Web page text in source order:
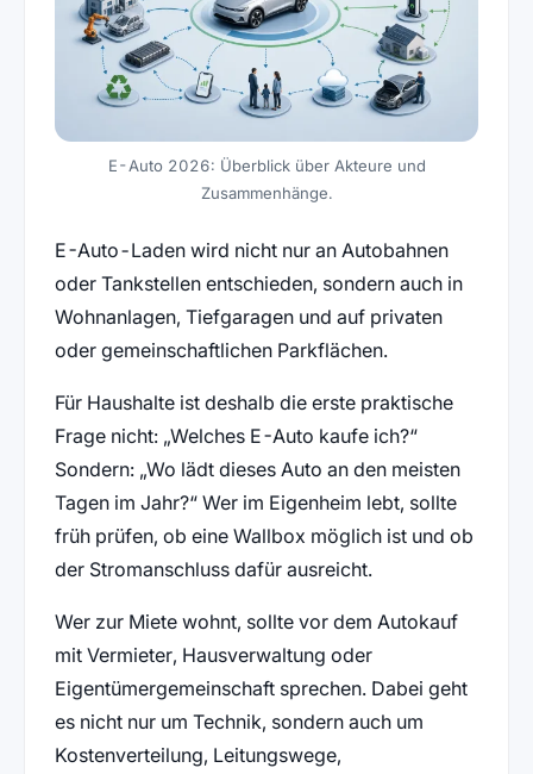
E-Auto 2026: Überblick über Akteure und
Zusammenhänge.
E-Auto-Laden wird nicht nur an Autobahnen
oder Tankstellen entschieden, sondern auch in
Wohnanlagen, Tiefgaragen und auf privaten
oder gemeinschaftlichen Parkflächen.
Für Haushalte ist deshalb die erste praktische
Frage nicht: „Welches E-Auto kaufe ich?“
Sondern: „Wo lädt dieses Auto an den meisten
Tagen im Jahr?“ Wer im Eigenheim lebt, sollte
früh prüfen, ob eine Wallbox möglich ist und ob
der Stromanschluss dafür ausreicht.
Wer zur Miete wohnt, sollte vor dem Autokauf
mit Vermieter, Hausverwaltung oder
Eigentümergemeinschaft sprechen. Dabei geht
es nicht nur um Technik, sondern auch um
Kostenverteilung, Leitungswege,